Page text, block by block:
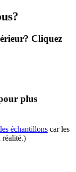
Cliquez
plus
échantillons car les
réalité.)